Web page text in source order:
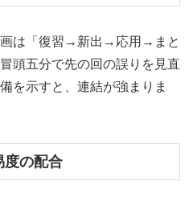
画は「復習→新出→応用→まと
頭五分で先の回の誤りを見直
を示すと、連結が強まりま
度の配合